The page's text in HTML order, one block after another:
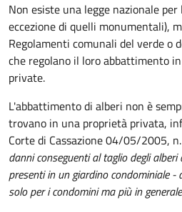
Non esiste una legge nazionale
eccezione di quelli monumentali),
Regolamenti comunali del verde o
che regolano il loro abbattimento
private.
L'abbattimento di alberi non è
trovano in una proprietà privata,
Corte di Cassazione 04/05/2005,
danni conseguenti al taglio degli
presenti in un giardino condominiale -
solo per i condomini ma più in